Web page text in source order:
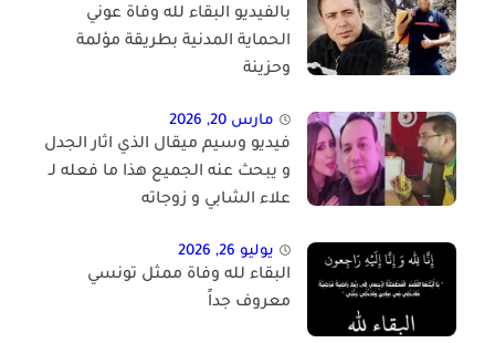
بالفيديو البقاء لله وفاة عوني
الحماية المدنية بطريقة مؤلمة
وحزينة
مارس 20, 2026
فيديو وسيم ميقال الذي اثار الجدل
و يبحث عنه الجميع هذا ما فعله لـ
علاء الشابي و زوجاته
يوليو 26, 2026
البقاء لله وفاة ممثل تونسي
معروف جداً